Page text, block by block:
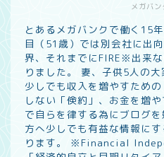
メガバン
とあるメガバンクで働く15
目（51歳）では別会社に出
界、それまでにFIRE※出来
りました。 妻、子供5人の大
少しでも収入を増やすため
しない「倹約」、お金を増
で自らを律する為にブログ
方へ少しでも有益な情報に
ります。 ※Financial